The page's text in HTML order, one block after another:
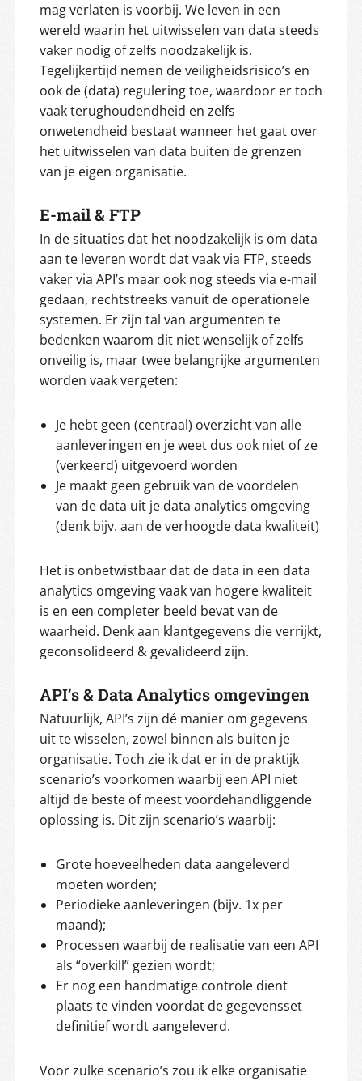
mag verlaten is voorbij. We leven in een
wereld waarin het uitwisselen van data steeds
vaker nodig of zelfs noodzakelijk is.
Tegelijkertijd nemen de veiligheidsrisico’s en
ook de (data) regulering toe, waardoor er toch
vaak terughoudendheid en zelfs
onwetendheid bestaat wanneer het gaat over
het uitwisselen van data buiten de grenzen
van je eigen organisatie.
E-mail & FTP
In de situaties dat het noodzakelijk is om data
aan te leveren wordt dat vaak via FTP, steeds
vaker via API’s maar ook nog steeds via e-mail
gedaan, rechtstreeks vanuit de operationele
systemen. Er zijn tal van argumenten te
bedenken waarom dit niet wenselijk of zelfs
onveilig is, maar twee belangrijke argumenten
worden vaak vergeten:
Je hebt geen (centraal) overzicht van alle
aanleveringen en je weet dus ook niet of ze
(verkeerd) uitgevoerd worden
Je maakt geen gebruik van de voordelen
van de data uit je data analytics omgeving
(denk bijv. aan de verhoogde data kwaliteit)
Het is onbetwistbaar dat de data in een data
analytics omgeving vaak van hogere kwaliteit
is en een completer beeld bevat van de
waarheid. Denk aan klantgegevens die verrijkt,
geconsolideerd & gevalideerd zijn.
API’s & Data Analytics omgevingen
Natuurlijk, API’s zijn dé manier om gegevens
uit te wisselen, zowel binnen als buiten je
organisatie. Toch zie ik dat er in de praktijk
scenario’s voorkomen waarbij een API niet
altijd de beste of meest voordehandliggende
oplossing is. Dit zijn scenario’s waarbij:
Grote hoeveelheden data aangeleverd
moeten worden;
Periodieke aanleveringen (bijv. 1x per
maand);
Processen waarbij de realisatie van een API
als “overkill” gezien wordt;
Er nog een handmatige controle dient
plaats te vinden voordat de gegevensset
definitief wordt aangeleverd.
Voor zulke scenario’s zou ik elke organisatie